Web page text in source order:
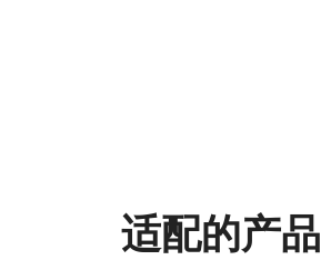
适配的产品